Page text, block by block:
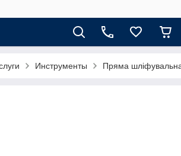
Инструменты Пряма